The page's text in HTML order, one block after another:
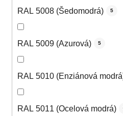
RAL 5008 (Šedomodrá) 5
RAL 5009 (Azurová) 5
RAL 5010 (Enziánová
RAL 5011 (Ocelová modrá)